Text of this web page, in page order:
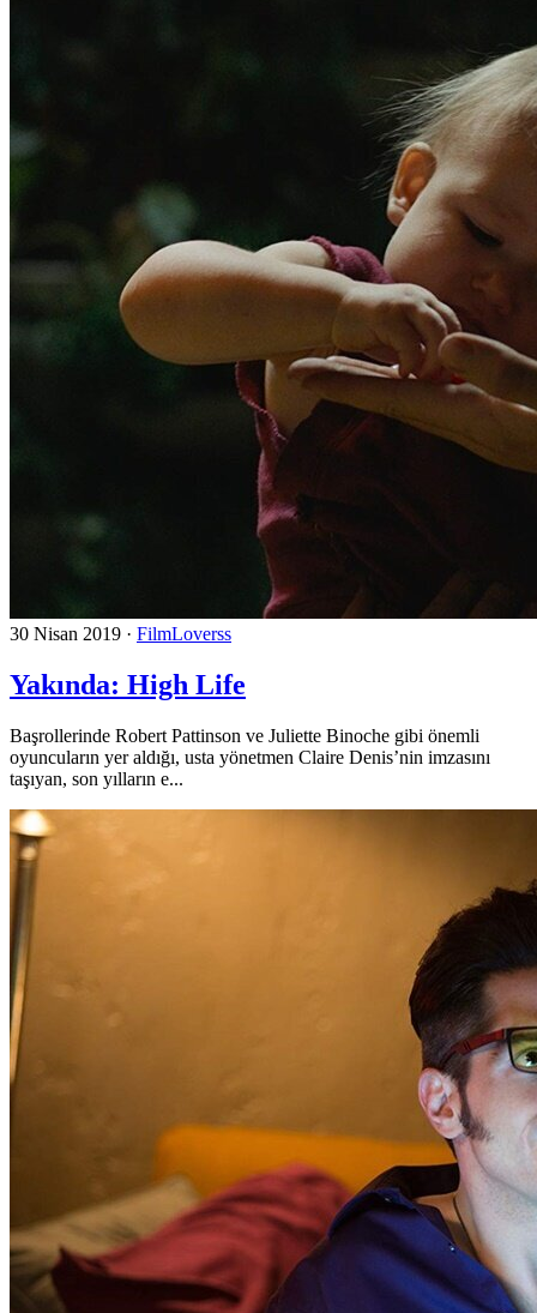
30 Nisan 2019 · FilmLoverss
Yakında: High Life
Başrollerinde Robert Pattinson ve Juliette Binoche gibi önemli
oyuncuların yer aldığı, usta yönetmen Claire Denis’nin imzasını
taşıyan, son yılların e...